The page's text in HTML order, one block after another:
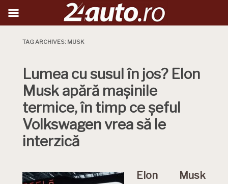
TAG ARCHIVES: MUSK
Lumea cu susul în jos? Elon
Musk apără mașinile
termice, în timp ce șeful
Volkswagen vrea să le
interzică
Elon Musk